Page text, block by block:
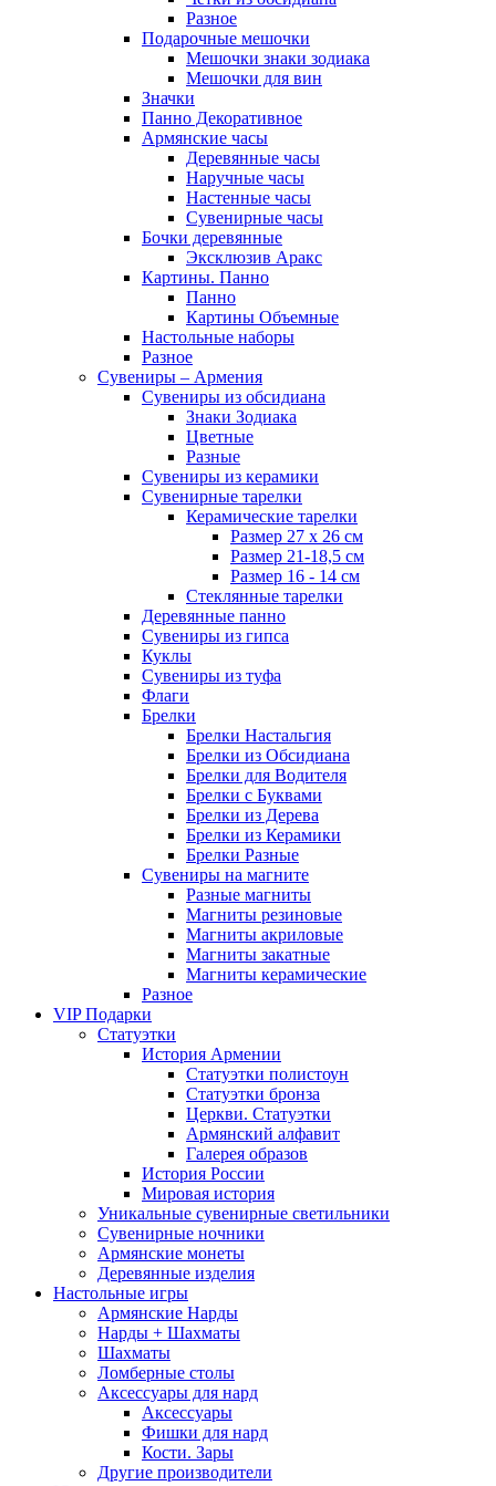
Разное
Подарочные мешочки
Мешочки знаки зодиака
Мешочки для вин
Значки
Панно Декоративное
Армянские часы
Деревянные часы
Наручные часы
Настенные часы
Сувенирные часы
Бочки деревянные
Эксклюзив Аракс
Картины. Панно
Панно
Картины Объемные
Настольные наборы
Разное
Сувениры – Армения
Сувениры из обсидиана
Знаки Зодиака
Цветные
Разные
Сувениры из керамики
Сувенирные тарелки
Керамические тарелки
Размер 27 х 26 см
Размер 21-18,5 см
Размер 16 - 14 см
Стеклянные тарелки
Деревянные панно
Сувениры из гипса
Куклы
Сувениры из туфа
Флаги
Брелки
Брелки Настальгия
Брелки из Обсидиана
Брелки для Водителя
Брелки с Буквами
Брелки из Дерева
Брелки из Керамики
Брелки Разные
Сувениры на магните
Разные магниты
Магниты резиновые
Магниты акриловые
Магниты закатные
Магниты керамические
Разное
VIP Подарки
Статуэтки
История Армении
Статуэтки полистоун
Статуэтки бронза
Церкви. Статуэтки
Армянский алфавит
Галерея образов
История России
Мировая история
Уникальные сувенирные светильники
Сувенирные ночники
Армянские монеты
Деревянные изделия
Настольные игры
Армянские Нарды
Нарды + Шахматы
Шахматы
Ломберные столы
Аксессуары для нард
Аксессуары
Фишки для нард
Кости. Зары
Другие производители